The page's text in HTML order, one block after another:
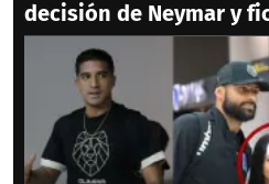
decisión de Neymar y